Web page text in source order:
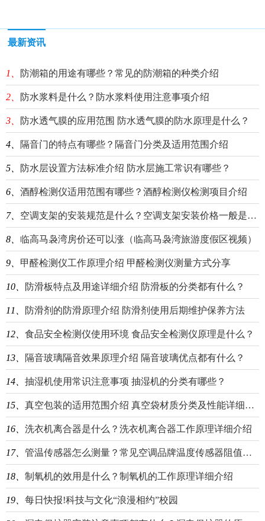
最新资讯
1、 防潮箱的用途有哪些？常见的防潮箱的种类介绍
2、 防水浆料是什么？防水浆料使用注意事项介绍
3、 防水透气膜的应用范围 防水透气膜的防水原理是什么？
4、 隔音门的特点有哪些？隔音门分类及适用范围介绍
5、 防水层设置方法标准介绍 防水层施工常识有哪些？
6、 酒醇检测仪适用范围有哪些？酒醇检测仪检测项目介绍
7、 空调支架的安装规范是什么？空调支架安装价格一般是多少？
8、 临高马袅湾房价还可以涨（临高马袅湾旅游度假区视频）
9、 甲醛检测仪工作原理介绍 甲醛检测仪测量方式分享
10、 防滑板特点及用途详细介绍 防滑板的分类都有什么？
11、 防滑剂的防滑原理介绍 防滑剂使用后期维护保养方法
12、 食品安全检测仪使用环境 食品安全检测仪原理是什么？
13、 隔音玻璃隔音效果原理介绍 隔音玻璃优点都有什么？
14、 抽湿机使用常识注意事项 抽湿机的分类有哪些？
15、 真空包装的适用范围介绍 真空袋材质分类及性能详细介绍
16、 洗衣机离合器是什么？洗衣机离合器工作原理详细介绍
17、 管温传感器怎么测量？常见空调品牌温度传感器阻值介绍
18、 制氧机的效用是什么？制氧机的工作原理详细介绍
19、 每日快报!科技与文化“浪漫相约”校园